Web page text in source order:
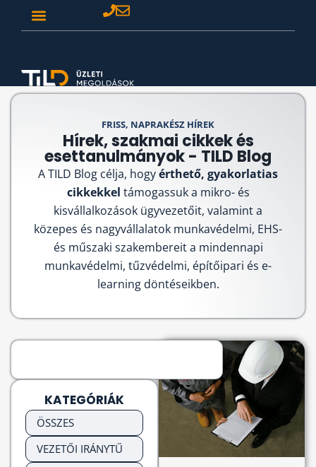
FRISS, NAPRAKÉSZ HÍREK
Hírek, szakmai cikkek és
esettanulmányok - TILD Blog
A TILD Blog célja, hogyérthető, gyakorlatias
cikkekkel támogassuk a mikro- és
kisvállalkozások ügyvezetőit, valamint a
közepes és nagyvállalatok munkavédelmi, EHS-
és műszaki szakembereit a mindennapi
munkavédelmi, tűzvédelmi, építőipari és e-
learning döntéseikben.
KATEGÓRIÁK
ÖSSZES
VEZETŐI IRÁNYTŰ